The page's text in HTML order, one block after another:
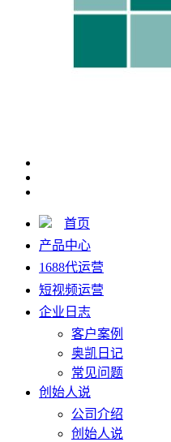
首页
产品中心
1688代运营
短视频运营
企业日志
客户案例
奥凯日记
常见问题
创始人说
公司介绍
创始人说